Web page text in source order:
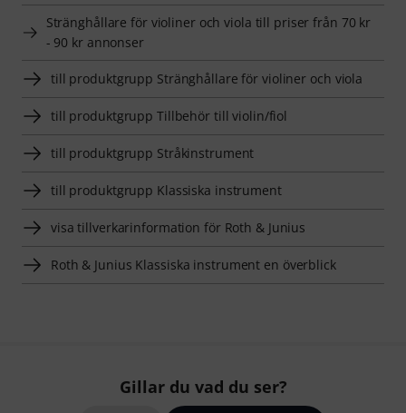
Stränghållare för violiner och viola till priser från 70 kr
- 90 kr annonser
till produktgrupp Stränghållare för violiner och viola
till produktgrupp Tillbehör till violin/fiol
till produktgrupp Stråkinstrument
till produktgrupp Klassiska instrument
visa tillverkarinformation för Roth & Junius
Roth & Junius Klassiska instrument en överblick
Gillar du vad du ser?